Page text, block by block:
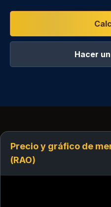
Hacer
Precio y gráfico de
(RAO)